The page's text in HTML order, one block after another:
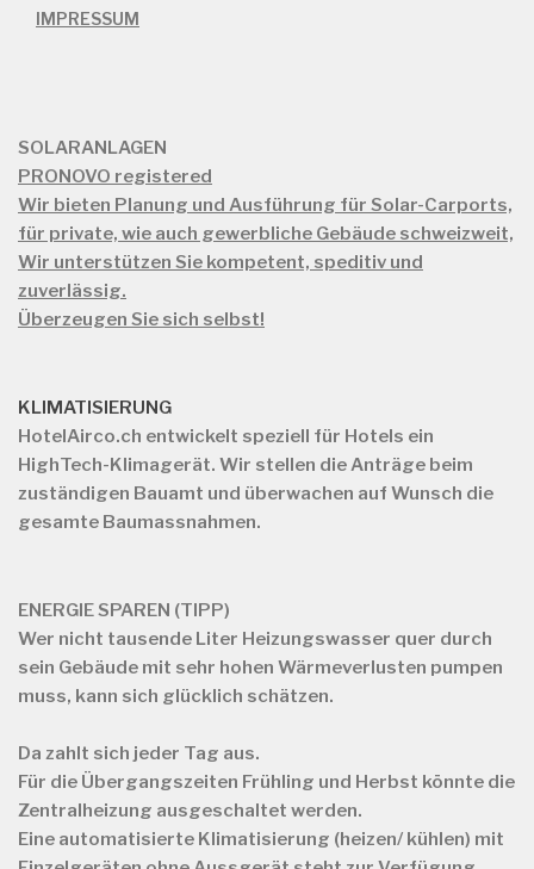
IMPRESSUM
SOLARANLAGEN
PRONOVO registered
Wir bieten Planung und Ausführung für Solar-Carports,
für private, wie auch gewerbliche Gebäude schweizweit,
Wir unterstützen Sie kompetent, speditiv und
zuverlässig.
Überzeugen Sie sich selbst!
KLIMATISIERUNG
HotelAirco.ch entwickelt speziell für Hotels ein
HighTech-Klimagerät. Wir stellen die Anträge beim
zuständigen Bauamt und überwachen auf Wunsch die
gesamte Baumassnahmen.
ENERGIE SPAREN (TIPP)
Wer nicht tausende Liter Heizungswasser quer durch
sein Gebäude mit sehr hohen Wärmeverlusten pumpen
muss, kann sich glücklich schätzen.
Da zahlt sich jeder Tag aus.
Für die Übergangszeiten Frühling und Herbst könnte die
Zentralheizung ausgeschaltet werden.
Eine automatisierte Klimatisierung (heizen/ kühlen) mit